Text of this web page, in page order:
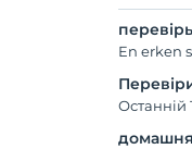
En erken
Останній